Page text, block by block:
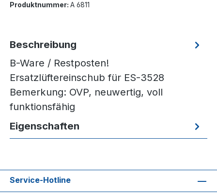
Produktnummer: A 6811
Beschreibung
B-Ware / Restposten!
Ersatzlüftereinschub für ES-3528
Bemerkung: OVP, neuwertig, voll
funktionsfähig
Eigenschaften
Service-Hotline